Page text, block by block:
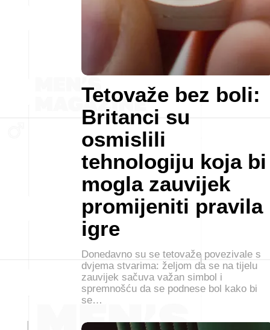
Tetovaže bez boli:
Britanci su
osmislili
tehnologiju koja bi
mogla zauvijek
promijeniti pravila
igre
Donedavno su se tetovaže povezivale s
dvjema stvarima: željom da se na tijelu
zauvijek sačuva važan simbol i
spremnošću da se podnese bol kako bi
se…